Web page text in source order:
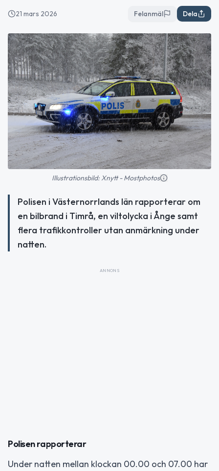
21 mars 2026 Felanmäl Dela
Illustrationsbild: Xnytt - Mostphotos
Polisen i Västernorrlands län rapporterar om
en bilbrand i Timrå, en viltolycka i Ånge samt
flera trafikkontroller utan anmärkning under
natten.
ANNONS
Polisen rapporterar
Under natten mellan klockan 00.00 och 07.00 har